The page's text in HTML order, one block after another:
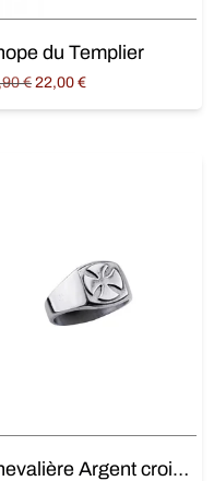
du Templier
€ Original
22,00 €Current
au panier
Chevalière Argent croix pattée